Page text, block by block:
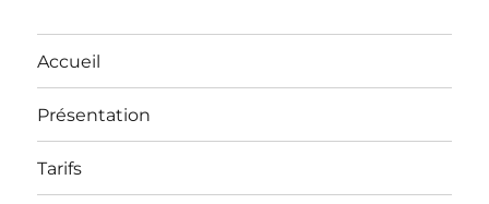
Accueil
Présentation
Tarifs